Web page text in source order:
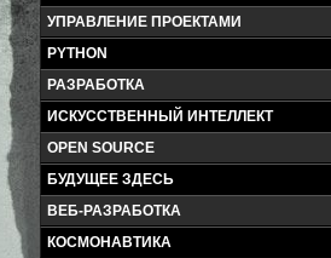
УПРАВЛЕНИЕ ПРОЕКТАМИ
PYTHON
РАЗРАБОТКА
ИСКУССТВЕННЫЙ ИНТЕЛЛЕКТ
OPEN SOURCE
БУДУЩЕЕ ЗДЕСЬ
ВЕБ-РАЗРАБОТКА
КОСМОНАВТИКА